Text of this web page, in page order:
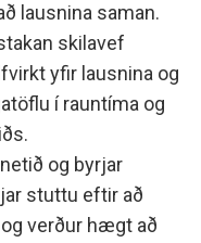
lausnina saman.
skilavef
yfir lausnina og
í rauntíma og
og byrjar
stuttu eftir að
og verður hægt að